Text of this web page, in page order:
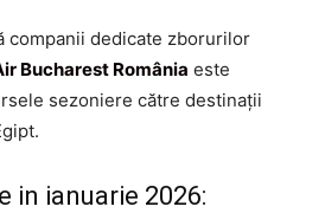
companii dedicate zborurilor
Bucharest România este
sezoniere către destinații
in ianuarie 2026: